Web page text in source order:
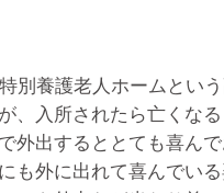
別養護老人ホームとい
、入所されたら亡くな
外出するととても喜ん
も外に出れて喜んでい